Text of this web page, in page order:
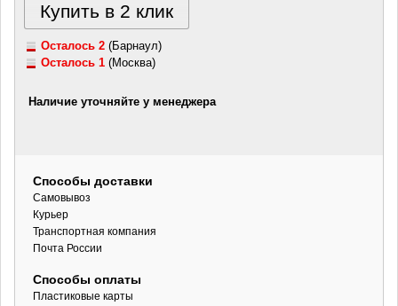
Купить в 2 клик
Осталось 2 (Барнаул)
Осталось 1 (Москва)
Наличие уточняйте у менеджера
Способы доставки
Самовывоз
Курьер
Транспортная компания
Почта России
Способы оплаты
Пластиковые карты